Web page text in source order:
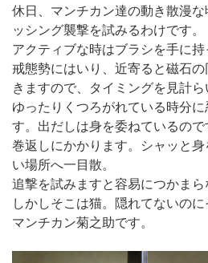
休日、マンチカン達の動き散漫
ッシング襲撃を試みるわけです。
アクティブな時はブラシを手に
戒態勢にはいり、近寄ると磁石
きますので、タイミングを見計ら
ゆったりくつろがれている時分
す。出だしは身を委ねているの
巻返しにかかります。シャッと
い場所へ一目散。
追撃を試みますと容易につかまら
しかしそこは猫。隠れてないの
マンチカン菊之助です。